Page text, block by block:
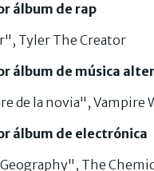
álbum de rap
Tyler The Creator
álbum de música
de la novia", Vampire
álbum de electrónica
The